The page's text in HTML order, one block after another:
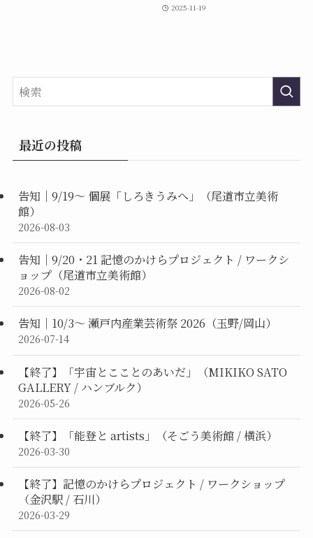
2025-11-19
最近の投稿
告知｜9/19〜 個展「しろきうみへ」（尾道市立美術
館）
2026-08-03
告知｜9/20・21 記憶のかけらプロジェクト / ワークシ
ョップ（尾道市立美術館）
2026-08-02
告知｜10/3〜 瀬戸内産業芸術祭 2026（玉野/岡山）
2026-07-14
【終了】「宇宙とこことのあいだ」（MIKIKO SATO
GALLERY / ハンブルク）
2026-05-26
【終了】「能登と artists」（そごう美術館 / 横浜）
2026-03-30
【終了】記憶のかけらプロジェクト / ワークショップ
（金沢駅 / 石川）
2026-03-29